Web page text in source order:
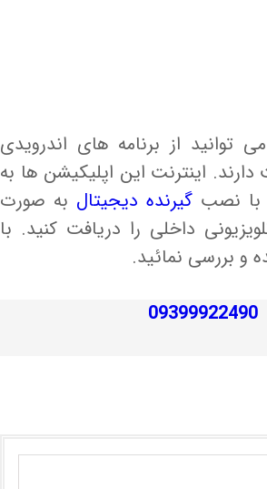
از برنامه های اندرویدی
دارند. اینترنت این اپلیکیشن ها به
با نصبگیرنده دیجیتال به صورت
داخلی را دریافت کنید. با
و بررسی نمائید.